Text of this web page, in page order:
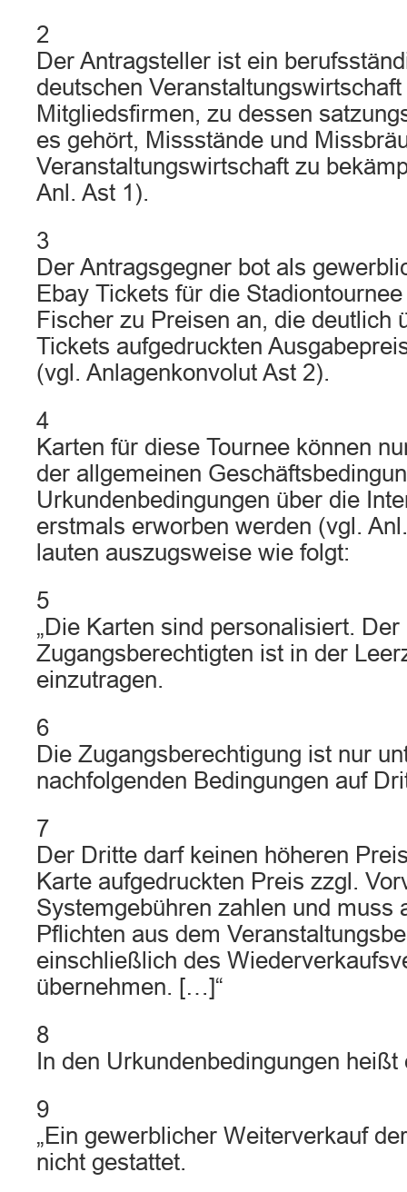
2
Der Antragsteller ist ein
deutschen
Mitgliedsfirmen, zu dessen
es gehört, Missstände und
Veranstaltungswirtschaft zu
Anl. Ast 1).
3
Der Antragsgegner bot als
Ebay Tickets für die
Fischer zu Preisen an, die deutlich
Tickets aufgedruckten
(vgl. Anlagenkonvolut Ast 2).
4
Karten für diese Tournee können
der allgemeinen
Urkundenbedingungen über die
erstmals erworben werden (vgl.
lauten auszugsweise wie folgt:
5
„Die Karten sind personalisiert.
Zugangsberechtigten ist in der
einzutragen.
6
Die Zugangsberechtigung ist nur
nachfolgenden Bedingungen auf
7
Der Dritte darf keinen höheren
Karte aufgedruckten Preis zzgl.
Systemgebühren zahlen und muss
Pflichten aus dem
einschließlich des
übernehmen. […]“
8
In den Urkundenbedingungen heißt
9
„Ein gewerblicher Weiterverkauf
nicht gestattet.